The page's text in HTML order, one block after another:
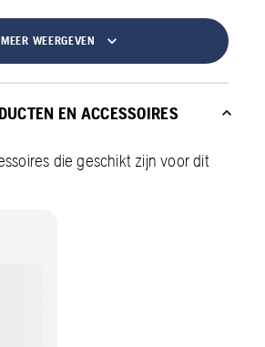
MEER WEERGEVEN
EN ACCESSOIRES
die geschikt zijn voor dit